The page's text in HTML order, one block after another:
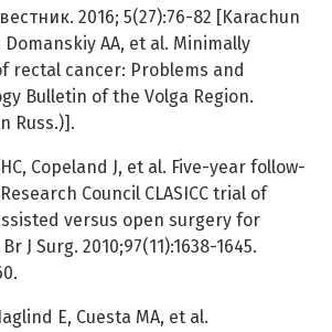
2016; 5(27):76-82 [Karachun
Domanskiy AA, et al. Minimally
rectal cancer: Problems and
Bulletin of the Volga Region.
Russ.)].
Copeland J, et al. Five-year follow-
Council CLASICC trial of
versus open surgery for
J Surg. 2010;97(11):1638-1645.
E, Cuesta MA, et al.